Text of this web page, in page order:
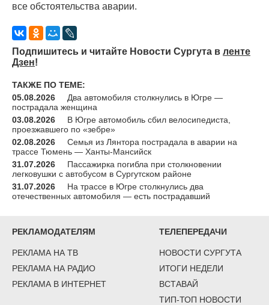
все обстоятельства аварии.
Подпишитесь и читайте Новости Сургута в ленте
Дзен!
ТАКЖЕ ПО ТЕМЕ:
05.08.2026
Два автомобиля столкнулись в Югре —
пострадала женщина
03.08.2026
В Югре автомобиль сбил велосипедиста,
проезжавшего по «зебре»
02.08.2026
Семья из Лянтора пострадала в аварии на
трассе Тюмень — Ханты-Мансийск
31.07.2026
Пассажирка погибла при столкновении
легковушки с автобусом в Сургутском районе
31.07.2026
На трассе в Югре столкнулись два
отечественных автомобиля — есть пострадавший
РЕКЛАМОДАТЕЛЯМ
РЕКЛАМА НА ТВ
РЕКЛАМА НА РАДИО
РЕКЛАМА В ИНТЕРНЕТ
ТЕЛЕПЕРЕДАЧИ
НОВОСТИ СУРГУТА
ИТОГИ НЕДЕЛИ
ВСТАВАЙ
ТИП-ТОП НОВОСТИ